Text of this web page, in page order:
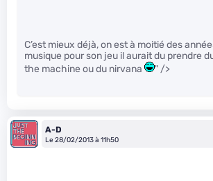
C’est mieux déjà, on est à moitié des
musique pour son jeu il aurait du prendre
the machine ou du nirvana
" />
A-D
Le 28/02/2013 à 11h50